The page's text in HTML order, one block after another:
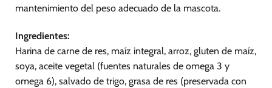
mantenimiento del peso adecuado de la mascota.
Ingredientes:
Harina de carne de res, maíz integral, arroz, gluten de maíz,
soya, aceite vegetal (fuentes naturales de omega 3 y
omega 6), salvado de trigo, grasa de res (preservada con